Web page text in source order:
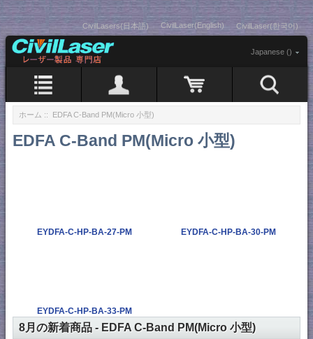
CivilLasers(日本語) CivilLaser(English) CivilLaser(한국어)
Japanese ()
ホーム :: EDFA C-Band PM(Micro 小型)
EDFA C-Band PM(Micro 小型)
EYDFA-C-HP-BA-27-PM EYDFA-C-HP-BA-30-PM
EYDFA-C-HP-BA-33-PM
8月の新着商品 - EDFA C-Band PM(Micro 小型)